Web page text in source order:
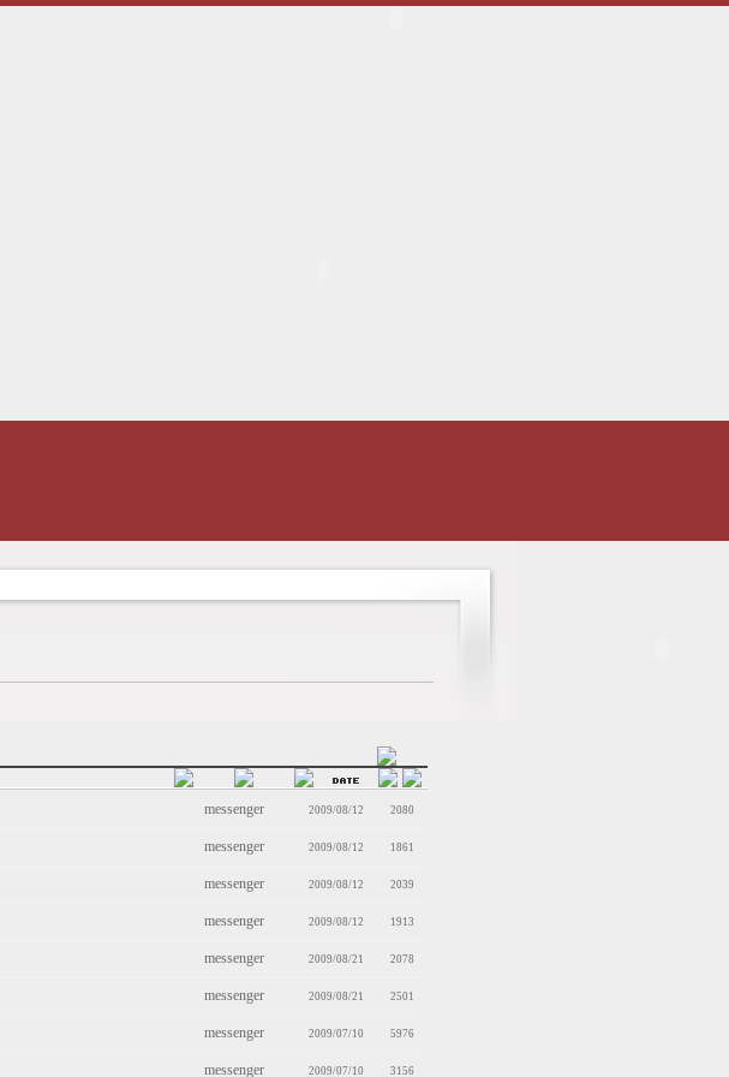
messenger 2009/08/12 2080
messenger 2009/08/12 1861
messenger 2009/08/12 2039
messenger 2009/08/12 1913
messenger 2009/08/21 2078
messenger 2009/08/21 2501
messenger 2009/07/10 5976
messenger 2009/07/10 3156